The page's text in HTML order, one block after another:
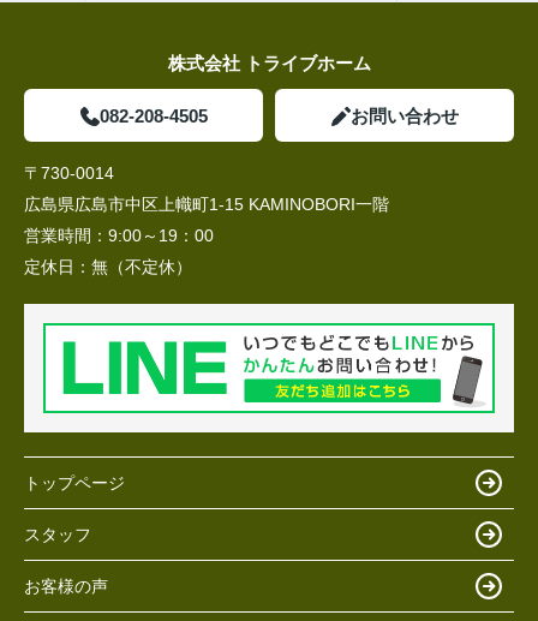
株式会社 トライブホーム
082-208-4505 お問い合わせ
〒730-0014
広島県広島市中区上幟町1-15 KAMINOBORI一階
営業時間： 9:00～19：00
定休日： 無（不定休）
トップページ
スタッフ
お客様の声